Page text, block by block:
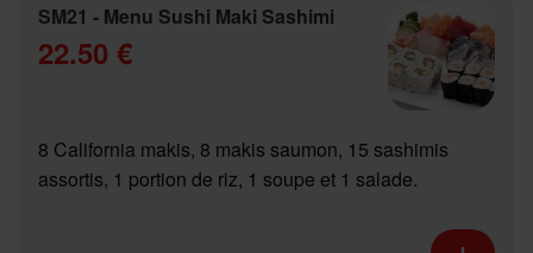
SM21 - Menu Sushi Maki Sashimi
22.50 €
8 California makis, 8 makis saumon, 15 sashimis
assortis, 1 portion de riz, 1 soupe et 1 salade.